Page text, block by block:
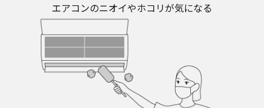
エアコンのニオイやホコリが気になる